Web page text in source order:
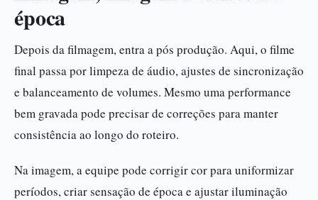
época
Depois da filmagem, entra a pós produção. Aqui, o filme
final passa por limpeza de áudio, ajustes de sincronização
e balanceamento de volumes. Mesmo uma performance
bem gravada pode precisar de correções para manter
consistência ao longo do roteiro.
Na imagem, a equipe pode corrigir cor para uniformizar
períodos, criar sensação de época e ajustar iluminação